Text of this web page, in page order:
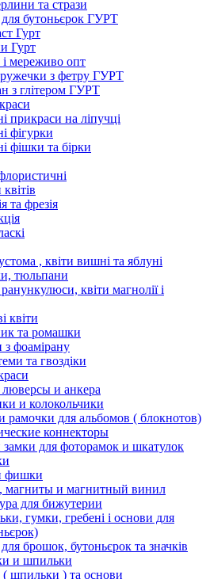
та стрази
бутоньєрок ГУРТ
Гурт
Гурт
і мереживо опт
з фетру ГУРТ
з глітером ГУРТ
прикраси на ліпучці
фігурки
фішки та бірки
та фрезія
, квіти вишні та яблуні
тюльпани
ранункулюси, квіти магнолії і
квіти
та ромашки
з фоамірану
та гвоздіки
и анкера
и колокольчики
рамочки для альбомов ( блокнотов)
коннекторы
для фоторамок и шкатулок
фишки
магниты и магнитный винил
для бижутерии
гумки, гребені і основи для
брошок, бутоньєрок та значків
и шпильки
( шпильки ) та основи